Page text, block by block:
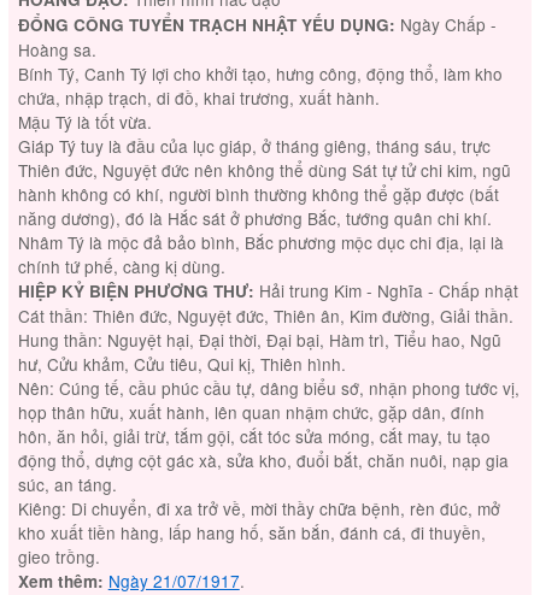
ĐỔNG CÔNG TUYỂN TRẠCH NHẬT YẾU DỤNG: Ngày Chấp -
Hoàng sa.
Bính Tý, Canh Tý lợi cho khởi tạo, hưng công, động thổ, làm kho
chứa, nhập trạch, di đồ, khai trương, xuất hành.
Mậu Tý là tốt vừa.
Giáp Tý tuy là đầu của lục giáp, ở tháng giêng, tháng sáu, trực
Thiên đức, Nguyệt đức nên không thể dùng Sát tự tử chi kim, ngũ
hành không có khí, người bình thường không thể gặp được (bất
năng dương), đó là Hắc sát ở phương Bắc, tướng quân chi khí.
Nhâm Tý là mộc đả bảo bình, Bắc phương mộc dục chi địa, lại là
chính tứ phế, càng kị dùng.
HIỆP KỶ BIỆN PHƯƠNG THƯ: Hải trung Kim - Nghĩa - Chấp nhật
Cát thần: Thiên đức, Nguyệt đức, Thiên ân, Kim đường, Giải thần.
Hung thần: Nguyệt hại, Đại thời, Đại bại, Hàm trì, Tiểu hao, Ngũ
hư, Cửu khảm, Cửu tiêu, Qui kị, Thiên hình.
Nên: Cúng tế, cầu phúc cầu tự, dâng biểu sớ, nhận phong tước vị,
họp thân hữu, xuất hành, lên quan nhậm chức, gặp dân, đính
hôn, ăn hỏi, giải trừ, tắm gội, cắt tóc sửa móng, cắt may, tu tạo
động thổ, dựng cột gác xà, sửa kho, đuổi bắt, chăn nuôi, nạp gia
súc, an táng.
Kiêng: Di chuyển, đi xa trở về, mời thầy chữa bệnh, rèn đúc, mở
kho xuất tiền hàng, lấp hang hố, săn bắn, đánh cá, đi thuyền,
gieo trồng.
Xem thêm: Ngày 21/07/1917.